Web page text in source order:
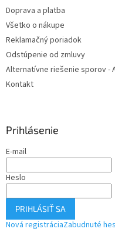
Doprava a platba
Všetko o nákupe
Reklamačný poriadok
Odstúpenie od zmluvy
Alternatívne riešenie sporov -
Kontakt
Prihlásenie
E-mail
Heslo
PRIHLÁSIŤ SA
Nová registráciaZabudnuté